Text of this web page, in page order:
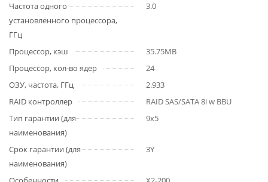
Частота одного
установленного процессора,
ГГц
3.0
Процессор, кэш
35.75MB
Процессор, кол-во ядер
24
ОЗУ, частота, ГГц
2.933
RAID контроллер
RAID SAS/SATA 8i w BBU
Тип гарантии (для
наименования)
9x5
Срок гарантии (для
наименования)
3Y